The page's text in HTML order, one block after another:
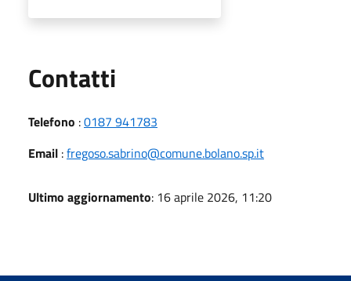
Contatti
Telefono :0187 941783
Email :fregoso.sabrino@comune.bolano.sp.it
Ultimo aggiornamento: 16 aprile 2026, 11:20